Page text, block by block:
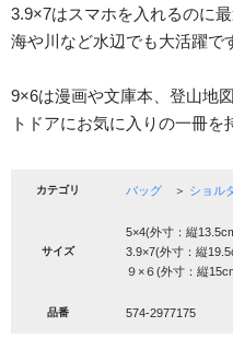
3.9×7はスマホを入れるのに
海や川など水辺でも大活躍で
9×6は漫画や文庫本、登山地
トドアにお気に入りの一冊を
カテゴリ バッグ ＞ ショル
サイズ
5×4(外寸：縦
3.9×7(外寸：縦
９×６(外寸：縦
品番 574-2977175